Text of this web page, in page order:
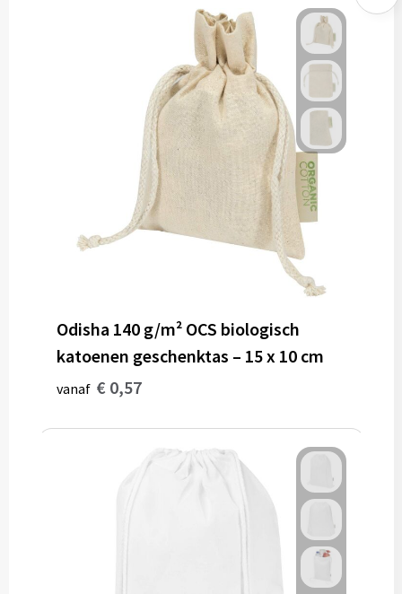
Odisha 140 g/m² OCS biologisch
katoenen geschenktas – 15 x 10 cm
vanaf € 0,57